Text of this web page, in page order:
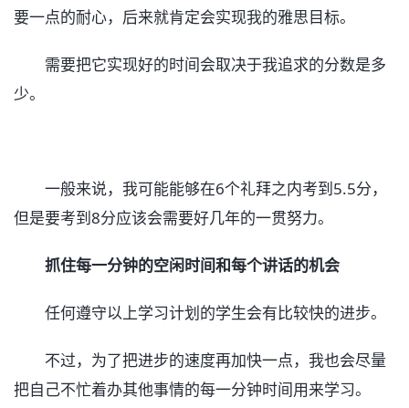
要一点的耐心，后来就肯定会实现我的雅思目标。
需要把它实现好的时间会取决于我追求的分数是多
少。
一般来说，我可能能够在6个礼拜之内考到5.5分，
但是要考到8分应该会需要好几年的一贯努力。
抓住每一分钟的空闲时间和每个讲话的机会
任何遵守以上学习计划的学生会有比较快的进步。
不过，为了把进步的速度再加快一点，我也会尽量
把自己不忙着办其他事情的每一分钟时间用来学习。